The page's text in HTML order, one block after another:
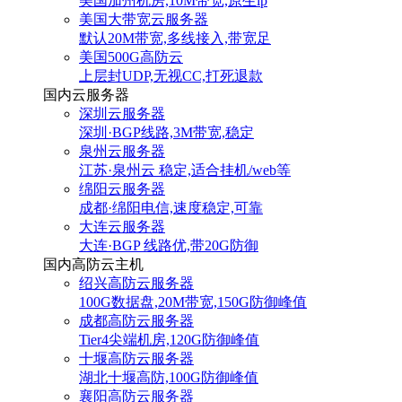
美国大带宽云服务器
默认20M带宽,多线接入,带宽足
美国500G高防云
上层封UDP,无视CC,打死退款
国内云服务器
深圳云服务器
深圳·BGP线路,3M带宽,稳定
泉州云服务器
江苏·泉州云 稳定,适合挂机/web等
绵阳云服务器
成都·绵阳电信,速度稳定,可靠
大连云服务器
大连·BGP 线路优,带20G防御
国内高防云主机
绍兴高防云服务器
100G数据盘,20M带宽,150G防御峰值
成都高防云服务器
Tier4尖端机房,120G防御峰值
十堰高防云服务器
湖北十堰高防,100G防御峰值
襄阳高防云服务器